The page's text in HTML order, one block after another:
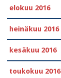
elokuu 2016
heinäkuu 2016
kesäkuu 2016
toukokuu 2016